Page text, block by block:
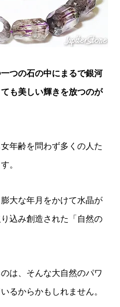
つの石の中にまるで銀河
も美しい輝きを放つのが
年齢を問わず多くの人た
。
大な年月をかけて水晶が
込み創造された「自然の
は、そんな大自然のパワ
るからかもしれません。